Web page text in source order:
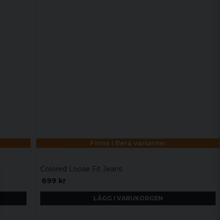
Finns i flera varianter
Colored Loose Fit Jeans
699 kr
LÄGG I VARUKORGEN